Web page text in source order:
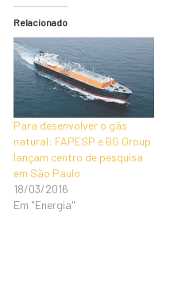
Relacionado
Para desenvolver o gás
natural: FAPESP e BG Group
lançam centro de pesquisa
em São Paulo
18/03/2016
Em "Energia"